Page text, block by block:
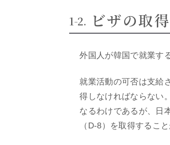
ビザの取得
外国人が韓国で就業す
就業活動の可否は支給
得しなければならない
なるわけであるが、日
（D-8）を取得するこ